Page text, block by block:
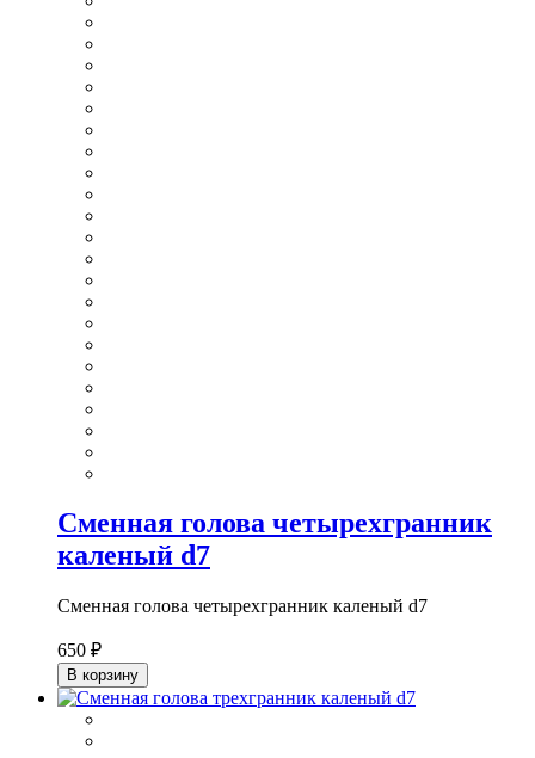
Сменная голова четырехгранник
каленый d7
Сменная голова четырехгранник каленый d7
650 ₽
В корзину